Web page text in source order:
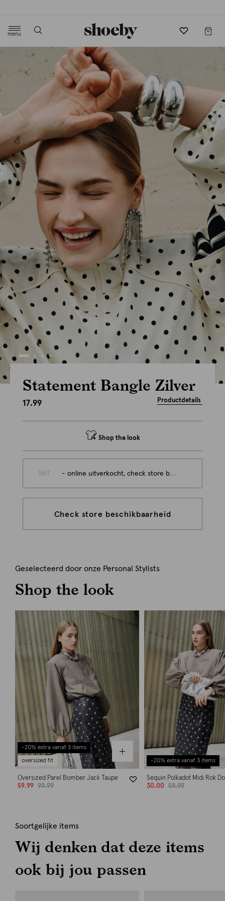
menu
Statement Bangle Zilver
17.99 Productdetails
Shop the look
- online uitverkocht, check store beschikbaarheid
Check store beschikbaarheid
Geselecteerd door onze Personal Stylists
Shop the look
-20% extra vanaf 3 items
oversized fit
Oversized Parel Bomber Jack Taupe
59.99
99.99
-20% extra vanaf 3 items
Sequin Polkadot Midi Rok
30.00
59.99
Soortgelijke items
Wij denken dat deze items
ook bij jou passen